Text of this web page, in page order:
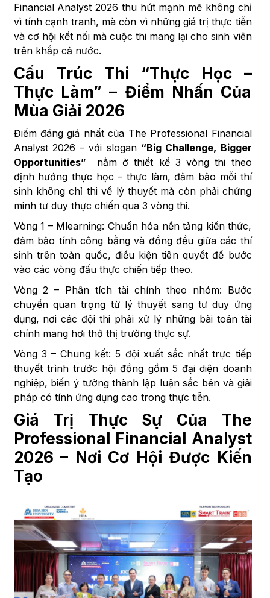
Financial Analyst 2026 thu hút mạnh mẽ không chỉ
vì tính cạnh tranh, mà còn vì những giá trị thực tiễn
và cơ hội kết nối mà cuộc thi mang lại cho sinh viên
trên khắp cả nước.
Cấu Trúc Thi “Thực Học –
Thực Làm” – Điểm Nhấn Của
Mùa Giải 2026
Điểm đáng giá nhất của The Professional Financial
Analyst 2026 – với slogan “Big Challenge, Bigger
Opportunities” nằm ở thiết kế 3 vòng thi theo
định hướng thực học – thực làm, đảm bảo mỗi thí
sinh không chỉ thi về lý thuyết mà còn phải chứng
minh tư duy thực chiến qua 3 vòng thi.
Vòng 1 – Mlearning: Chuẩn hóa nền tảng kiến thức,
đảm bảo tính công bằng và đồng đều giữa các thí
sinh trên toàn quốc, điều kiện tiên quyết để bước
vào các vòng đấu thực chiến tiếp theo.
Vòng 2 – Phân tích tài chính theo nhóm: Bước
chuyển quan trọng từ lý thuyết sang tư duy ứng
dụng, nơi các đội thi phải xử lý những bài toán tài
chính mang hơi thở thị trường thực sự.
Vòng 3 – Chung kết: 5 đội xuất sắc nhất trực tiếp
thuyết trình trước hội đồng gồm 5 đại diện doanh
nghiệp, biến ý tưởng thành lập luận sắc bén và giải
pháp có tính ứng dụng cao trong thực tiễn.
Giá Trị Thực Sự Của The
Professional Financial Analyst
2026 – Nơi Cơ Hội Được Kiến
Tạo